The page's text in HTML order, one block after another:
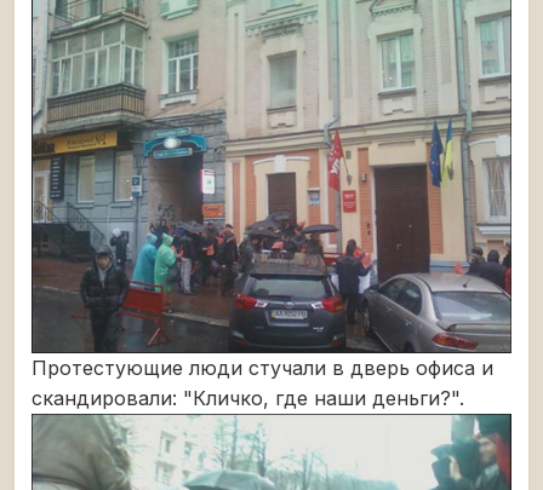
Протестующие люди стучали в дверь офиса и
скандировали: "Кличко, где наши деньги?".